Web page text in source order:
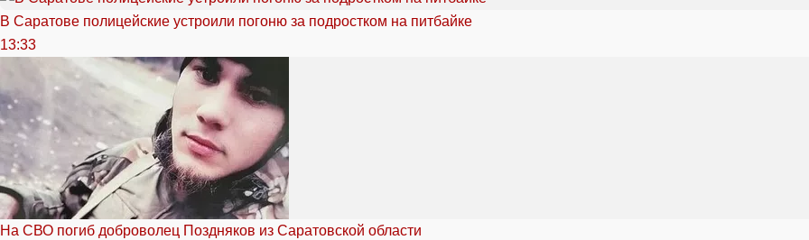
В Саратове полицейские устроили погоню за подростком на питбайке
13:33
На СВО погиб доброволец Поздняков из Саратовской области